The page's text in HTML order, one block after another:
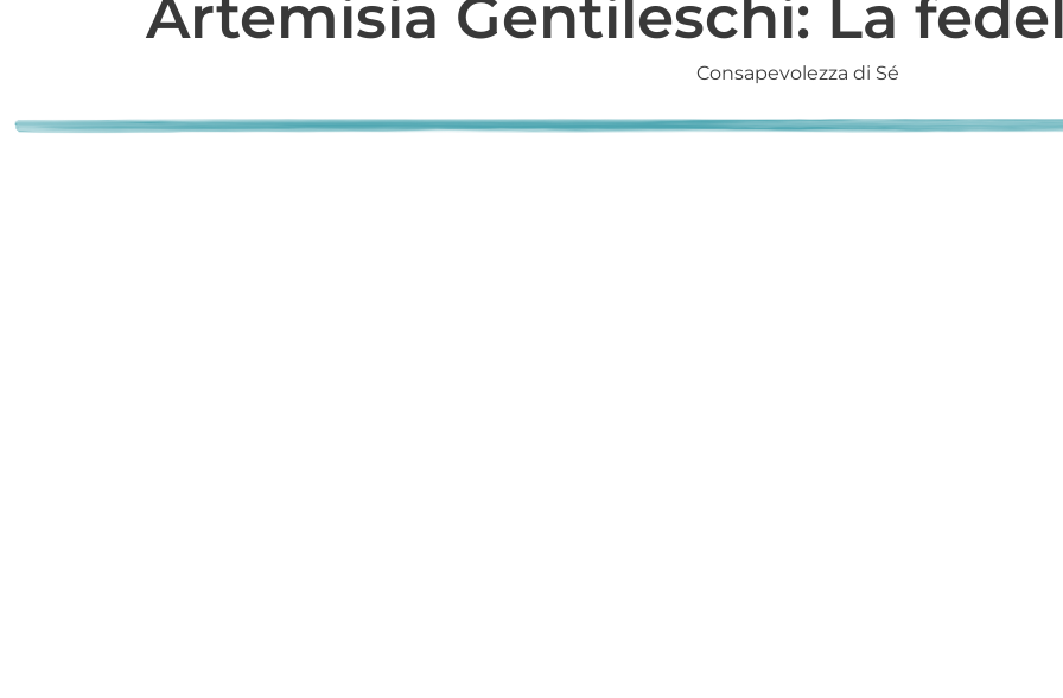
Artemisia Gentileschi: La
Consapevolezza di Sé